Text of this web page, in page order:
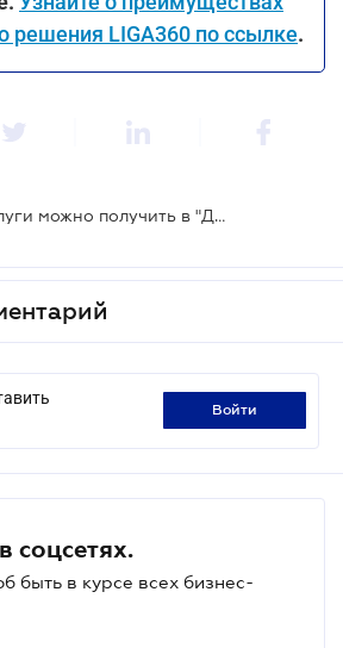
решения LIGA360 по ссылке.
Какие налоговые услуги можно получить в "Дия"
войти
соцсетях.
быть в курсе всех бизнес-